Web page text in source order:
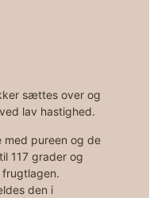
sættes over og
lav hastighed.
med pureen og de
117 grader og
den i